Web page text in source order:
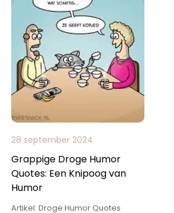
28 september 2024
Grappige Droge Humor
Quotes: Een Knipoog van
Humor
Artikel: Droge Humor Quotes